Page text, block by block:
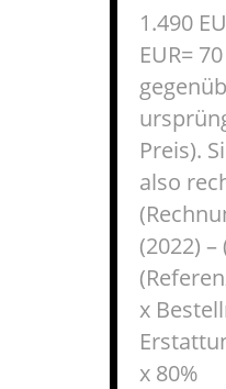
1.490
EUR=
Preis).
also
(2022) –
x
x 80%